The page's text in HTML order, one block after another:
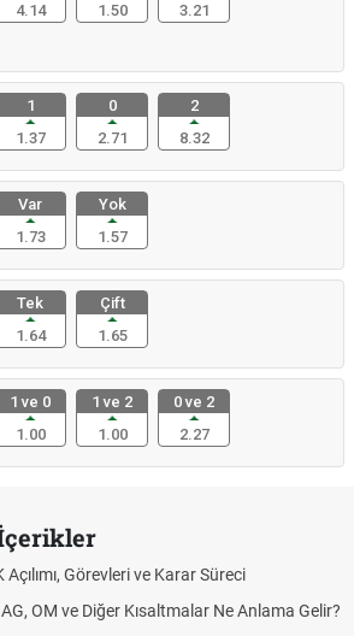
4.14
1.50
3.21
1
1.37
0
2.71
2
8.32
Var
1.73
Yok
1.57
Tek
1.64
Çift
1.65
1 ve 0
1.00
1 ve 2
1.00
0 ve 2
2.27
Görevleri ve Karar Süreci
OM ve Diğer Kısaltmalar Ne Anlama Gelir?